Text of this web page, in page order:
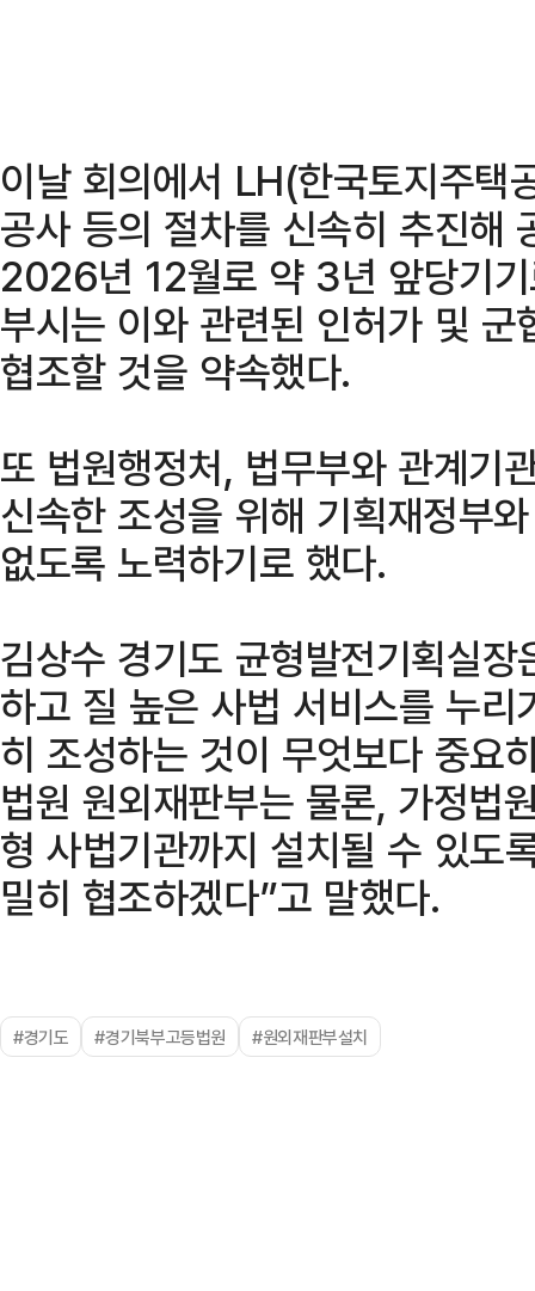
이날 회의에서 LH(한국토지주택
공사 등의 절차를 신속히 추진해
2026년 12월로 약 3년 앞당기
부시는 이와 관련된 인허가 및
협조할 것을 약속했다.
또 법원행정처, 법무부와 관계기
신속한 조성을 위해 기획재정부
없도록 노력하기로 했다.
김상수 경기도 균형발전기획실
하고 질 높은 사법 서비스를 누
히 조성하는 것이 무엇보다 중요
법원 원외재판부는 물론, 가정법
형 사법기관까지 설치될 수 있도
밀히 협조하겠다”고 말했다.
#경기도 #경기북부고등법원 #원외재판부설치